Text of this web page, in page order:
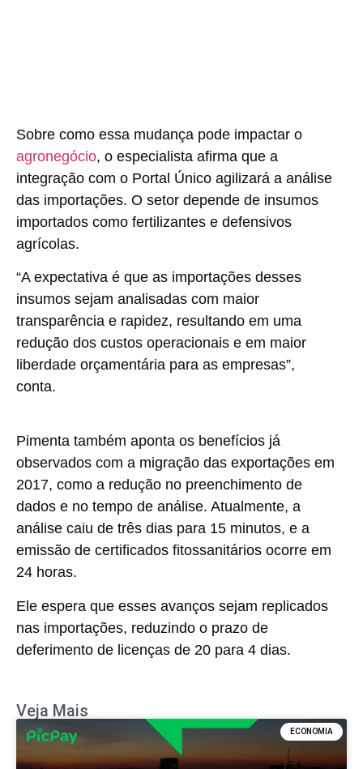
Sobre como essa mudança pode impactar o
agronegócio, o especialista afirma que a
integração com o Portal Único agilizará a análise
das importações. O setor depende de insumos
importados como fertilizantes e defensivos
agrícolas.
“A expectativa é que as importações desses
insumos sejam analisadas com maior
transparência e rapidez, resultando em uma
redução dos custos operacionais e em maior
liberdade orçamentária para as empresas”,
conta.
Pimenta também aponta os benefícios já
observados com a migração das exportações em
2017, como a redução no preenchimento de
dados e no tempo de análise. Atualmente, a
análise caiu de três dias para 15 minutos, e a
emissão de certificados fitossanitários ocorre em
24 horas.
Ele espera que esses avanços sejam replicados
nas importações, reduzindo o prazo de
deferimento de licenças de 20 para 4 dias.
Veja Mais
ECONOMIA